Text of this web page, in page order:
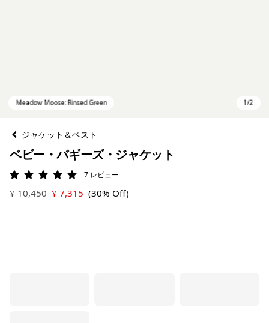
ジャケット＆ベスト
ベビー・バギーズ・ジャケット
評価: 5 / 5 7 レビュー
¥ 10,450 ¥ 7,315 (30% Off)